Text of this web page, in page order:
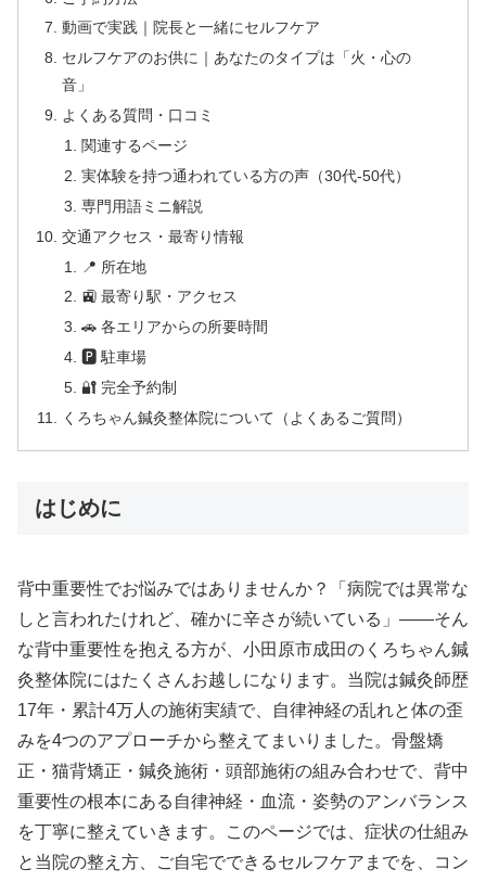
動画で実践｜院長と一緒にセルフケア
セルフケアのお供に｜あなたのタイプは「火・心の
音」
よくある質問・口コミ
関連するページ
実体験を持つ通われている方の声（30代-50代）
専門用語ミニ解説
交通アクセス・最寄り情報
📍 所在地
🚉 最寄り駅・アクセス
🚗 各エリアからの所要時間
🅿 駐車場
🔐 完全予約制
くろちゃん鍼灸整体院について（よくあるご質問）
はじめに
背中重要性でお悩みではありませんか？「病院では異常な
しと言われたけれど、確かに辛さが続いている」——そん
な背中重要性を抱える方が、小田原市成田のくろちゃん鍼
灸整体院にはたくさんお越しになります。当院は鍼灸師歴
17年・累計4万人の施術実績で、自律神経の乱れと体の歪
みを4つのアプローチから整えてまいりました。骨盤矯
正・猫背矯正・鍼灸施術・頭部施術の組み合わせで、背中
重要性の根本にある自律神経・血流・姿勢のアンバランス
を丁寧に整えていきます。このページでは、症状の仕組み
と当院の整え方、ご自宅でできるセルフケアまでを、コン